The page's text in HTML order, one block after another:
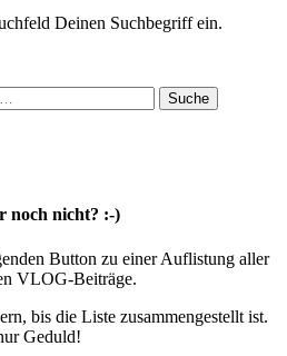
Deinen Suchbegriff ein.
noch nicht? :-)
Button zu einer Auflistung aller
VLOG-Beiträge.
bis die Liste zusammengestellt ist.
Geduld!